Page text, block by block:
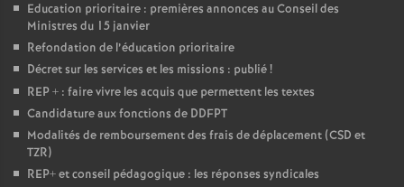
Education prioritaire : premières annonces au Conseil des
Ministres du 15 janvier
Refondation de l’éducation prioritaire
Décret sur les services et les missions : publié!
REP + : faire vivre les acquis que permettent les textes
Candidature aux fonctions de DDFPT
Modalités de remboursement des frais de déplacement (CSD et
TZR)
REP+ et conseil pédagogique : les réponses syndicales